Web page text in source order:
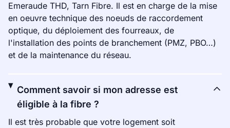
Emeraude THD, Tarn Fibre. Il est en charge de la mise
en oeuvre technique des noeuds de raccordement
optique, du déploiement des fourreaux, de
l'installation des points de branchement (PMZ, PBO…)
et de la maintenance du réseau.
Comment savoir si mon adresse est
éligible à la fibre ?
Il est très probable que votre logement soit